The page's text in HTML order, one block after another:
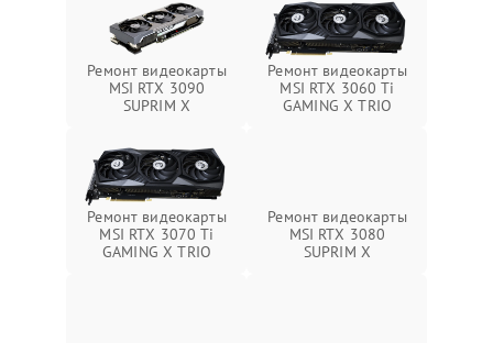
Ремонт видеокарты
MSI RTX 3090
SUPRIM X
Ремонт видеокарты
MSI RTX 3060 Ti
GAMING X TRIO
Ремонт видеокарты
MSI RTX 3070 Ti
GAMING X TRIO
Ремонт видеокарты
MSI RTX 3080
SUPRIM X